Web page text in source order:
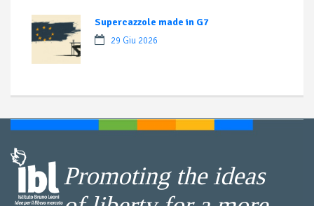
Supercazzole made in G7
29 Giu 2026
Promoting the ideas